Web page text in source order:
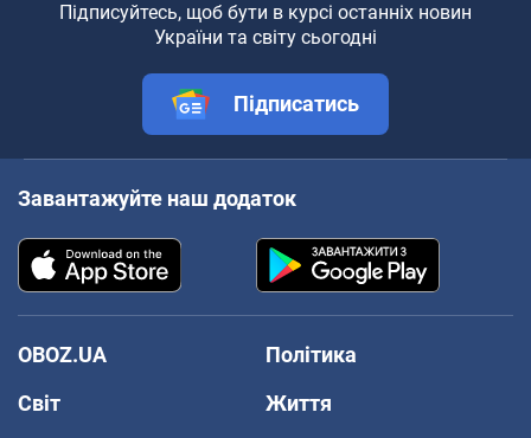
Підписуйтесь, щоб бути в курсі останніх новин
України та світу сьогодні
Підписатись
Завантажуйте наш додаток
OBOZ.UA
Політика
Світ
Життя